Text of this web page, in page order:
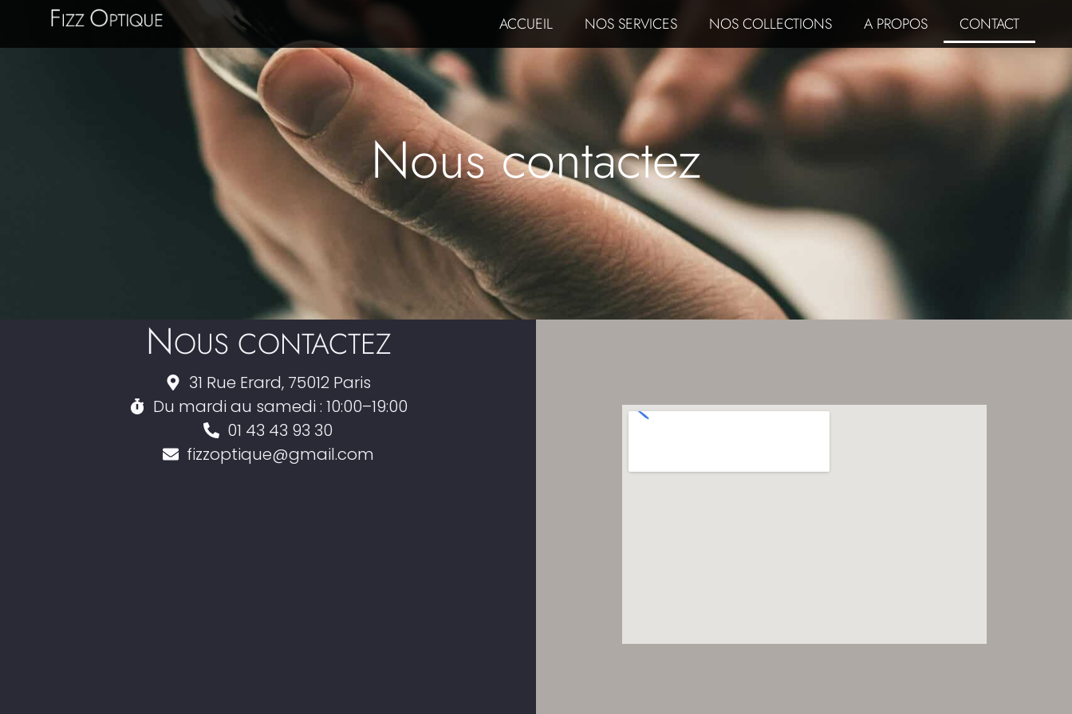
ACCUEIL NOS SERVICES NOS COLLECTIONS A PROPOS CONTACT
Nous contactez
NOUS CONTACTEZ
31 Rue Erard, 75012 Paris
Du mardi au samedi : 10:00–19:00
01 43 43 93 30
fizzoptique@gmail.com